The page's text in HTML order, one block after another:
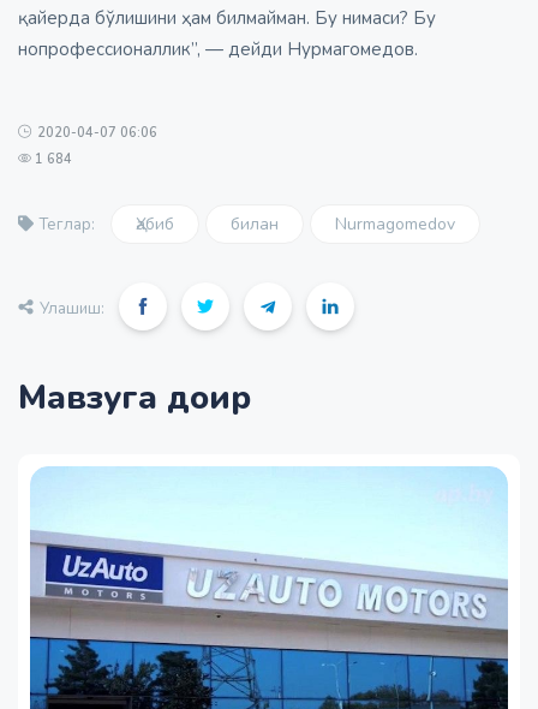
қайерда бўлишини ҳам билмайман. Бу нимаси? Бу
нопрофессионаллик”, — дейди Нурмагомедов.
2020-04-07 06:06
1 684
Теглар: Ҳабиб билан Nurmagomedov
Улашиш:
Мавзуга доир